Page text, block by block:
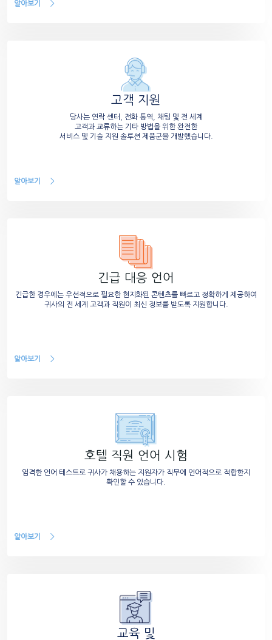
알아보기
고객 지원
당사는 연락 센터, 전화 통역, 채팅 및 전 세계
고객과 교류하는 기타 방법을 위한 완전한
서비스 및 기술 지원 솔루션 제품군을 개발했습니다.
알아보기
긴급 대응 언어
긴급한 경우에는 우선적으로 필요한 현지화된 콘텐츠를 빠르고 정확하게 제공하여
귀사의 전 세계 고객과 직원이 최신 정보를 받도록 지원합니다.
알아보기
호텔 직원 언어 시험
엄격한 언어 테스트로 귀사가 채용하는 지원자가 직무에 언어적으로 적합한지
확인할 수 있습니다.
알아보기
교육 및